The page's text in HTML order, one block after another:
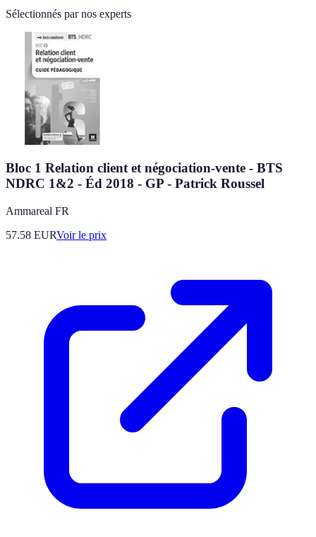
Sélectionnés par nos experts
Bloc 1 Relation client et négociation-vente - BTS
NDRC 1&2 - Éd 2018 - GP - Patrick Roussel
Ammareal FR
57.58 EURVoir le prix